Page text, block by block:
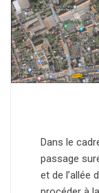
Dans le
passage
et de l’allée